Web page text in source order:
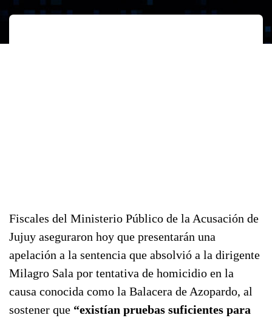
Fiscales del Ministerio Público de la Acusación de
Jujuy aseguraron hoy que presentarán una
apelación a la sentencia que absolvió a la dirigente
Milagro Sala por tentativa de homicidio en la
causa conocida como la Balacera de Azopardo, al
sostener que “existían pruebas suficientes para